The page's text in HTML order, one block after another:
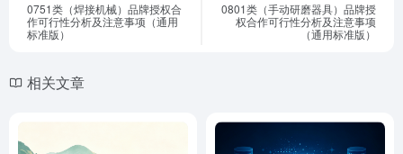
0751类（焊接机械）品牌授权合
作可行性分析及注意事项（通用
标准版）
0801类（手动研磨器具）品牌授
权合作可行性分析及注意事项
（通用标准版）
相关文章